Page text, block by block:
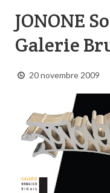
AIRTRAINERPEDIA
STREET ART
MW SHIFT
CONTACT
JONONE
Galerie
20 novembre 2009